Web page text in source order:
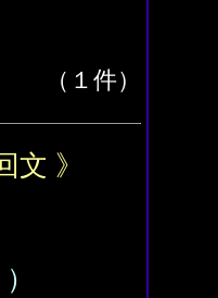
（１件）
文 》